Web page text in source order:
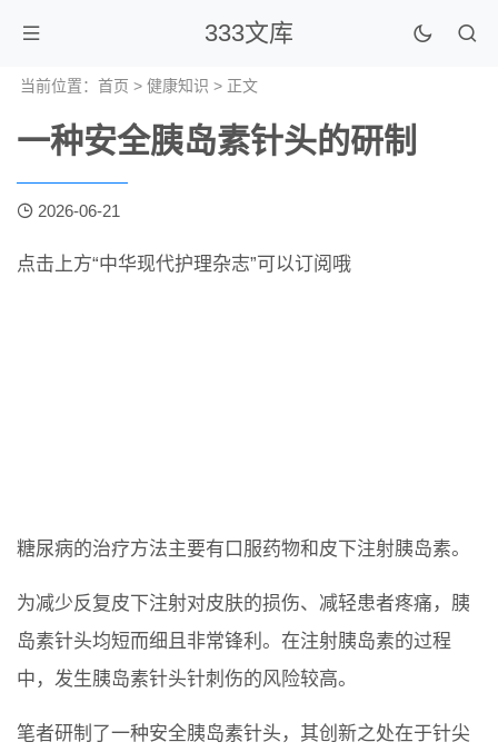
333文库
当前位置： 首页 > 健康知识 > 正文
一种安全胰岛素针头的研制
2026-06-21
点击上方“中华现代护理杂志”可以订阅哦
糖尿病的治疗方法主要有口服药物和皮下注射胰岛素。
为减少反复皮下注射对皮肤的损伤、减轻患者疼痛，胰
岛素针头均短而细且非常锋利。在注射胰岛素的过程
中，发生胰岛素针头针刺伤的风险较高。
笔者研制了一种安全胰岛素针头，其创新之处在于针尖